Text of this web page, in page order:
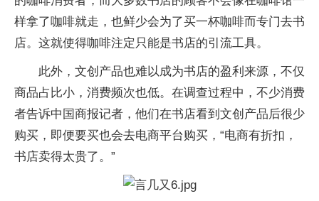
样拿了咖啡就走，也鲜少会为了买一杯咖啡而专门去书
店。这就使得咖啡注定只能是书店的引流工具。
此外，文创产品也难以成为书店的盈利来源，不仅
商品占比小，消费频次也低。在调查过程中，不少消费
者告诉中国商报记者，他们在书店看到文创产品后很少
购买，即便要买也会去电商平台购买，“电商有折扣，
书店卖得太贵了。”